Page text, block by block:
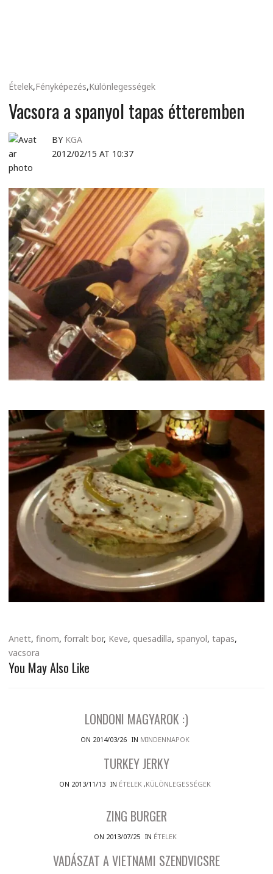
Ételek,Fényképezés,Különlegességek
Vacsora a spanyol tapas étteremben
BY KGA
2012/02/15 AT 10:37
Anett, finom, forralt bor, Keve, quesadilla, spanyol, tapas,
vacsora
You May Also Like
LONDONI MAGYAROK :)
ON 2014/03/26 IN MINDENNAPOK
TURKEY JERKY
ON 2013/11/13 IN ÉTELEK ,KÜLÖNLEGESSÉGEK
ZING BURGER
ON 2013/07/25 IN ÉTELEK
VADÁSZAT A VIETNAMI SZENDVICSRE